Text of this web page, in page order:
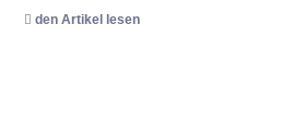
den Artikel lesen